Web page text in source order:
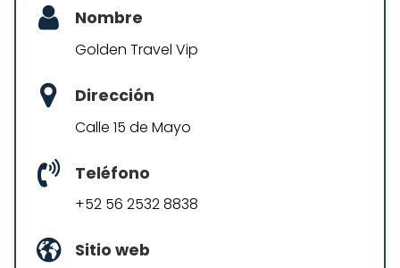
Nombre
Golden Travel Vip
Dirección
Calle 15 de Mayo
Teléfono
+52 56 2532 8838
Sitio web